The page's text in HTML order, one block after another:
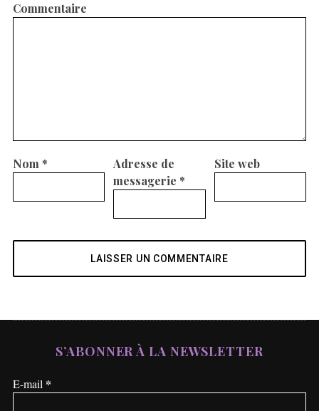
Commentaire
Nom *
Adresse de
messagerie *
Site web
S’ABONNER À LA NEWSLETTER
E-mail *